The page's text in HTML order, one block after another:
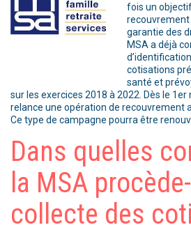
fois un
garantie des
MSA a déjà
cotisations
santé et
sur les exercices 2018 à 2022. Dès le
relance une opération de recouvrement
Ce type de campagne pourra être
Dans quelles
la MSA
collecte des